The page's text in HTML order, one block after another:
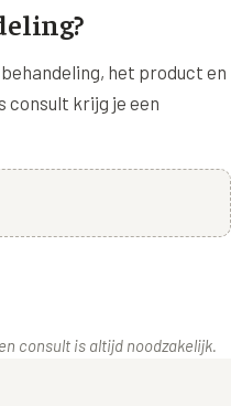
het product en
consult krijg je een
consult is altijd noodzakelijk.